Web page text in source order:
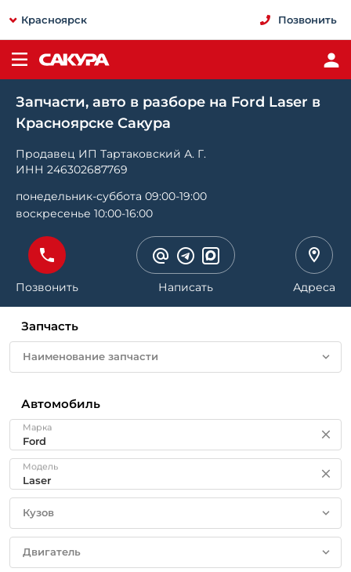
Красноярск Позвонить
Запчасти, авто в разборе на Ford Laser в
Красноярске Сакура
Продавец ИП Тартаковский А. Г.
ИНН 246302687769
понедельник-суббота 09:00-19:00
воскресенье 10:00-16:00
Позвонить Написать Адреса
Запчасть
Наименование запчасти
Автомобиль
Марка
Модель
Кузов
Двигатель